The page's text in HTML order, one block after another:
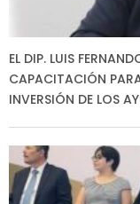
EL DIP. LUIS
CAPACITACIÓN
INVERSIÓN DE LOS